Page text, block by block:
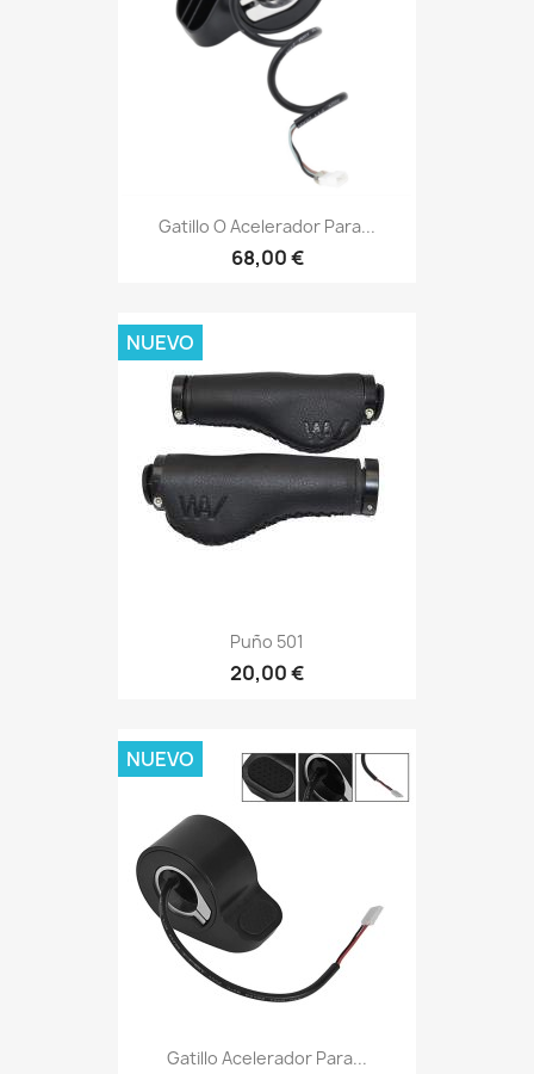
Gatillo O Acelerador Para...
68,00 €
Puño 501
20,00 €
NUEVO
Gatillo Acelerador Para...
NUEVO